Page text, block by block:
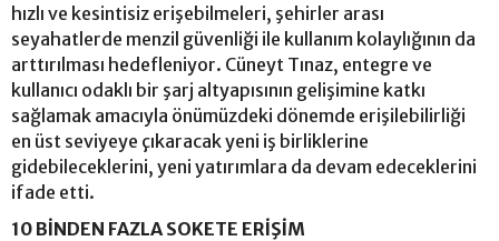
hızlı ve kesintisiz erişebilmeleri, şehirler arası
seyahatlerde menzil güvenliği ile kullanım kolaylığının da
arttırılması hedefleniyor. Cüneyt Tınaz, entegre ve
kullanıcı odaklı bir şarj altyapısının gelişimine katkı
sağlamak amacıyla önümüzdeki dönemde erişilebilirliği
en üst seviyeye çıkaracak yeni iş birliklerine
gidebileceklerini, yeni yatırımlara da devam edeceklerini
ifade etti.
10 BİNDEN FAZLA SOKETE ERİŞİM